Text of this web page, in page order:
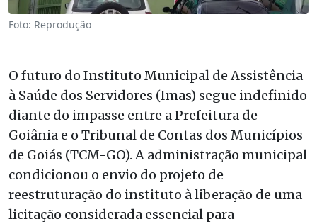
Foto: Reprodução
O futuro do Instituto Municipal de Assistência
à Saúde dos Servidores (Imas) segue indefinido
diante do impasse entre a Prefeitura de
Goiânia e o Tribunal de Contas dos Municípios
de Goiás (TCM-GO). A administração municipal
condicionou o envio do projeto de
reestruturação do instituto à liberação de uma
licitação considerada essencial para